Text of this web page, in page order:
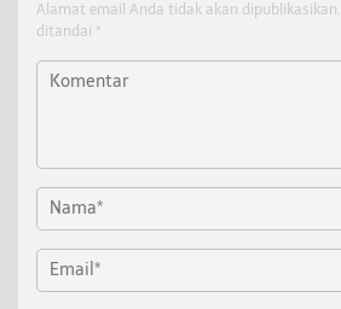
Alamat email Anda tidak akan dipublikasikan.
ditandai *